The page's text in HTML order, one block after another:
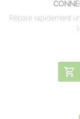
Répare rapidement